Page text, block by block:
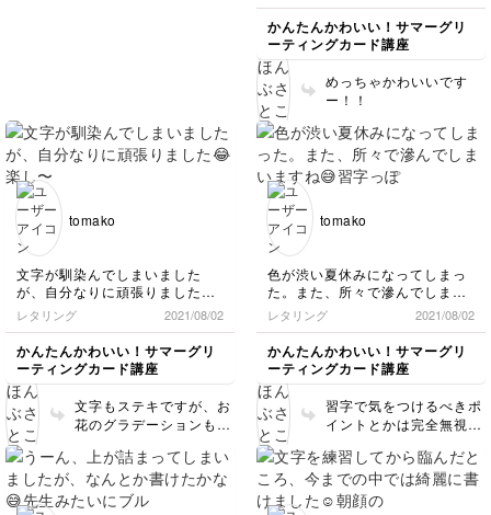
かんたんかわいい！サマーグリ
ーティングカード講座
めっちゃかわいいです
ー！！
tomako
文字が馴染んでしまいました
が、自分なりに頑張りました😂
楽し〜
レタリング 2021/08/02
かんたんかわいい！サマーグリ
ーティングカード講座
文字もステキですが、お
花のグラデーションもす
❤️
tomako
色が渋い夏休みになってしまっ
た。また、所々で滲んでしまい
ますね😅
習字っぽくならないようにする
のが、可愛くなるコツなんです
ね勉強になります。
レタリング 2021/08/02
かんたんかわいい！サマーグリ
ーティングカード講座
習字で気をつけるべきポ
イントとかは完全無視
とかわいくなります❤️
（と思ってます笑）